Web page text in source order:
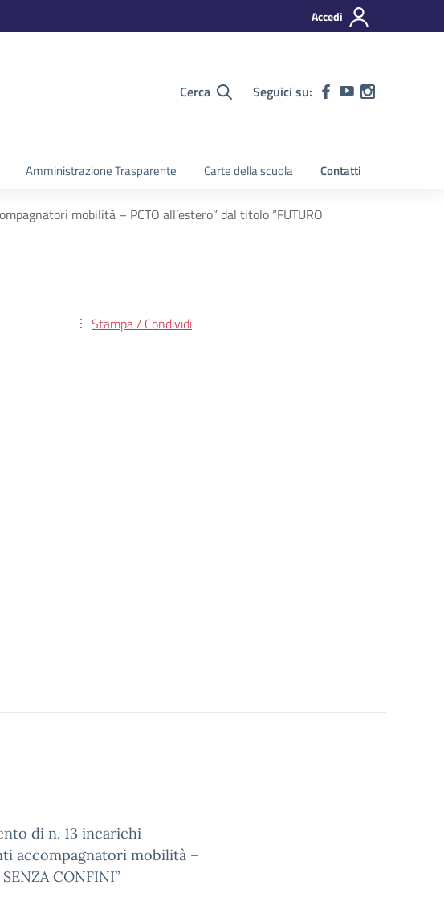
Accedi
Cerca Seguici su:
Amministrazione Trasparente Carte della scuola Contatti
mobilità – PCTO all’estero” dal titolo “FUTURO
Stampa / Condividi
di n. 13 incarichi
accompagnatori mobilità –
CONFINI”